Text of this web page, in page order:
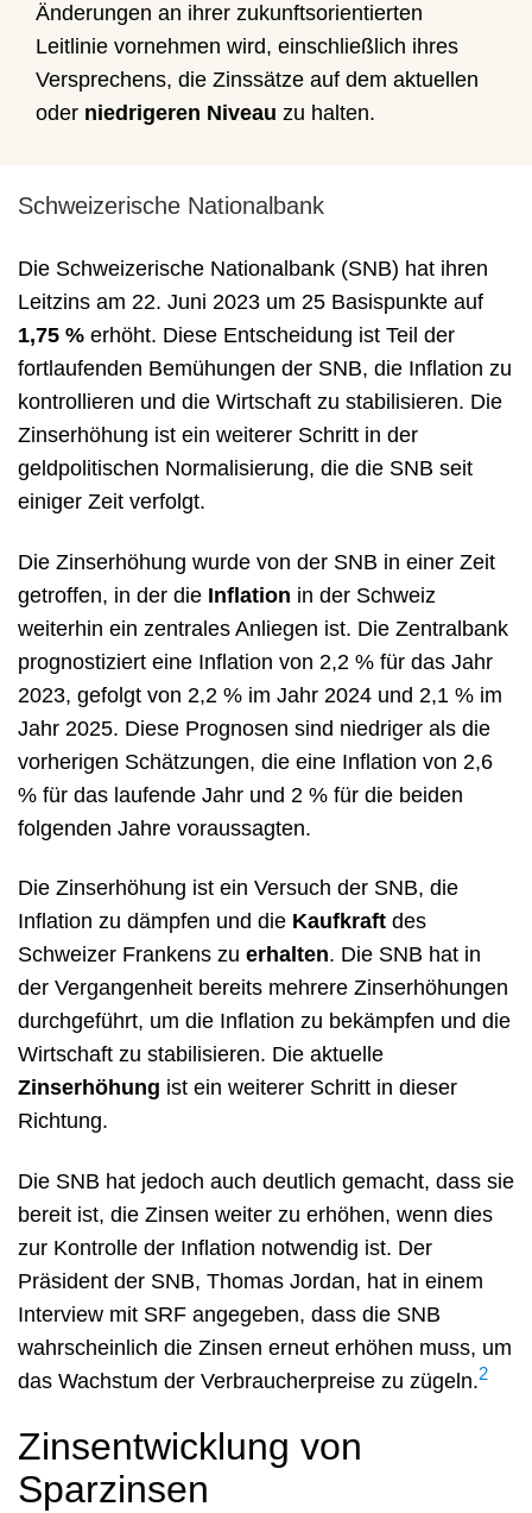
Änderungen an ihrer zukunftsorientierten
Leitlinie vornehmen wird, einschließlich ihres
Versprechens, die Zinssätze auf dem aktuellen
oder niedrigeren Niveau zu halten.
Schweizerische Nationalbank
Die Schweizerische Nationalbank (SNB) hat ihren
Leitzins am 22. Juni 2023 um 25 Basispunkte auf
1,75 % erhöht. Diese Entscheidung ist Teil der
fortlaufenden Bemühungen der SNB, die Inflation zu
kontrollieren und die Wirtschaft zu stabilisieren. Die
Zinserhöhung ist ein weiterer Schritt in der
geldpolitischen Normalisierung, die die SNB seit
einiger Zeit verfolgt.
Die Zinserhöhung wurde von der SNB in einer Zeit
getroffen, in der die Inflation in der Schweiz
weiterhin ein zentrales Anliegen ist. Die Zentralbank
prognostiziert eine Inflation von 2,2 % für das Jahr
2023, gefolgt von 2,2 % im Jahr 2024 und 2,1 % im
Jahr 2025. Diese Prognosen sind niedriger als die
vorherigen Schätzungen, die eine Inflation von 2,6
% für das laufende Jahr und 2 % für die beiden
folgenden Jahre voraussagten.
Die Zinserhöhung ist ein Versuch der SNB, die
Inflation zu dämpfen und die Kaufkraft des
Schweizer Frankens zu erhalten. Die SNB hat in
der Vergangenheit bereits mehrere Zinserhöhungen
durchgeführt, um die Inflation zu bekämpfen und die
Wirtschaft zu stabilisieren. Die aktuelle
Zinserhöhung ist ein weiterer Schritt in dieser
Richtung.
Die SNB hat jedoch auch deutlich gemacht, dass sie
bereit ist, die Zinsen weiter zu erhöhen, wenn dies
zur Kontrolle der Inflation notwendig ist. Der
Präsident der SNB, Thomas Jordan, hat in einem
Interview mit SRF angegeben, dass die SNB
wahrscheinlich die Zinsen erneut erhöhen muss, um
das Wachstum der Verbraucherpreise zu zügeln.2
Zinsentwicklung von
Sparzinsen